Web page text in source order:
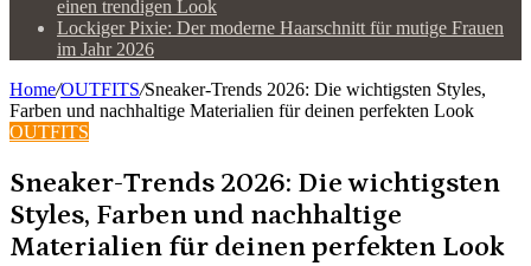
einen trendigen Look
Lockiger Pixie: Der moderne Haarschnitt für mutige Frauen
im Jahr 2026
Home/OUTFITS/Sneaker-Trends 2026: Die wichtigsten Styles,
Farben und nachhaltige Materialien für deinen perfekten Look
OUTFITS
Sneaker-Trends 2026: Die wichtigsten
Styles, Farben und nachhaltige
Materialien für deinen perfekten Look